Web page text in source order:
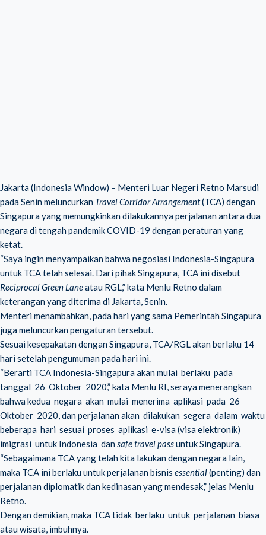
Jakarta (Indonesia Window) – Menteri Luar Negeri Retno Marsudi
pada Senin meluncurkan Travel Corridor Arrangement(TCA) dengan
Singapura yang memungkinkan dilakukannya perjalanan antara dua
negara di tengah pandemik COVID-19 dengan peraturan yang
ketat.
“Saya ingin menyampaikan bahwa negosiasi Indonesia-Singapura
untuk TCA telah selesai. Dari pihak Singapura, TCA ini disebut
Reciprocal Green Laneatau RGL,” kata Menlu Retno dalam
keterangan yang diterima di Jakarta, Senin.
Menteri menambahkan, pada hari yang sama Pemerintah Singapura
juga meluncurkan pengaturan tersebut.
Sesuai kesepakatan dengan Singapura, TCA/RGL akan berlaku 14
hari setelah pengumuman pada hari ini.
“Berarti TCA Indonesia-Singapura akan mulai berlaku pada
tanggal 26 Oktober 2020,” kata Menlu RI, seraya menerangkan
bahwa kedua negara akan mulai menerima aplikasi pada 26
Oktober 2020, dan perjalanan akan dilakukan segera dalam waktu
beberapa hari sesuai proses aplikasi e-visa (visa elektronik)
imigrasi untuk Indonesia dansafe travel passuntuk Singapura.
“Sebagaimana TCA yang telah kita lakukan dengan negara lain,
maka TCA ini berlaku untuk perjalanan bisnis essential(penting) dan
perjalanan diplomatik dan kedinasan yang mendesak,” jelas Menlu
Retno.
Dengan demikian, maka TCA tidak berlaku untuk perjalanan biasa
atau wisata, imbuhnya.